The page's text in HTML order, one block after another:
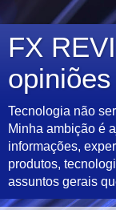
FX
Tecnologia não
Minha ambição é
informações,
produtos,
assuntos gerais